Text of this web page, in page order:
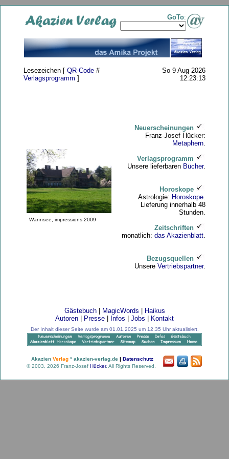
GoTo:
Lesezeichen [ QR-Code #
Verlagsprogramm ]
So 9 Aug 2026
12:23:13
Wannsee, impressions 2009
Neuerscheinungen
Franz-Josef Hücker:
Metaphern.
Verlagsprogramm
Unsere lieferbaren Bücher.
Horoskope
Astrologie: Horoskope.
Lieferung innerhalb 48
Stunden.
Zeitschriften
monatlich: das Akazienblatt.
Bezugsquellen
Unsere Vertriebspartner.
Gästebuch| MagicWords
Haikus
Autoren
Presse Infos Jobs Kontakt
Der Inhalt dieser Seite wurde am 01.01.2025 um 12.35 Uhr aktualisiert.
Akazien Verlag * akazien-verlag.de
Datenschutz
© 2003, 2026 Franz-Josef Hücker. All Rights Reserved.